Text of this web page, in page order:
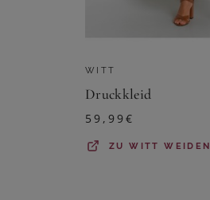
WITT
Druckkleid
59,99€
ZUWITT WEIDEN